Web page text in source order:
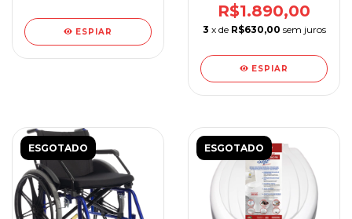
ESPIAR
R$1.890,00
3 x de R$630,00 sem juros
ESPIAR
ESGOTADO ESGOTADO